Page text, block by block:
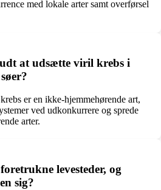
med lokale arter samt overførsel
at udsætte viril krebs i
er en ikke-hjemmehørende art,
ved udkonkurrere og sprede
arter.
levesteder, og
sig?